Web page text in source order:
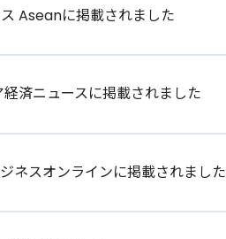
Aseanに掲載されました
経済ニュースに掲載されました
ネスオンラインに掲載されました